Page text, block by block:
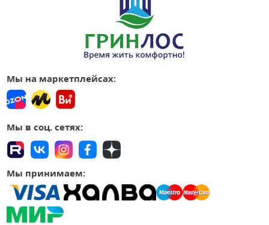
Мы на маркетплейсах:
Мы в соц. сетях:
Мы принимаем: